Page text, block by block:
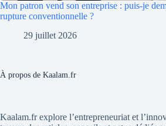
Mon patron vend son entreprise : puis-je
rupture conventionnelle ?
29 juillet 2026
À propos de Kaalam.fr
Kaalam.fr explore l’entrepreneuriat et